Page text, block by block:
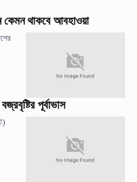
কেমন থাকবে আবহাওয়া
পূর্বাভাস